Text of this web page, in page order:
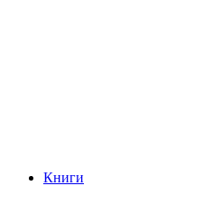
Книги